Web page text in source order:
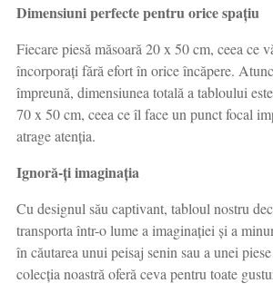
Dimensiuni perfecte pentru orice spațiu
Fiecare piesă măsoară 20 x 50 cm, ceea ce
încorporați fără efort în orice încăpere.
împreună, dimensiunea totală a tabloului
70 x 50 cm, ceea ce îl face un punct focal
atrage atenția.
Ignoră-ți imaginația
Cu designul său captivant, tabloul nostru
transporta într-o lume a imaginației și a
în căutarea unui peisaj senin sau a unei
colecția noastră oferă ceva pentru toate